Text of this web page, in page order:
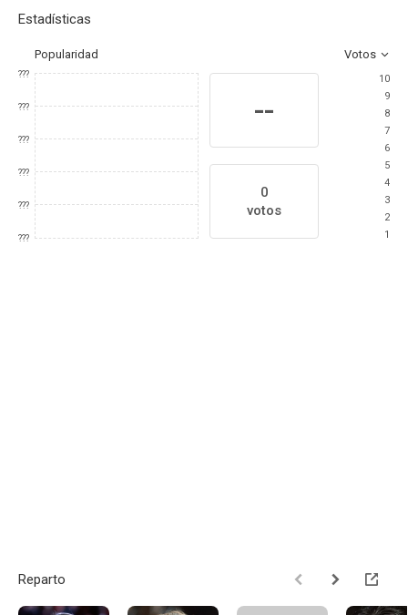
Estadísticas
Popularidad Votos
???
???
???
???
???
???
--
0
votos
10
9
8
7
6
5
4
3
2
1
Reparto